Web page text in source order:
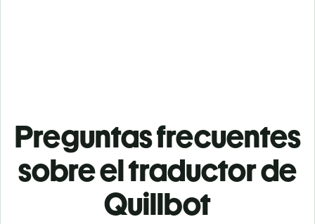
Preguntas frecuentes
sobre el traductor de
Quillbot